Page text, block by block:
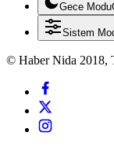
Gece Modu
Sistem
© Haber Nida 2018,